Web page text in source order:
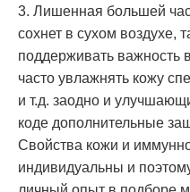
3. Лишенная большей
сохнет в сухом воздухе,
поддерживать важность
часто увлажнять кожу
и т.д. заодно и
коде дополнительные
Свойства кожи и
индивидуальны и